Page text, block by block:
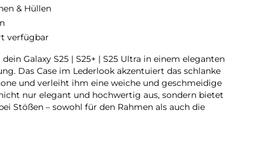
& Hüllen
verfügbar
Galaxy S25 | S25+ | S25 Ultra in einem eleganten
Das Case im Lederlook akzentuiert das schlanke
und verleiht ihm eine weiche und geschmeidige
nur elegant und hochwertig aus, sondern bietet
Stößen – sowohl für den Rahmen als auch die